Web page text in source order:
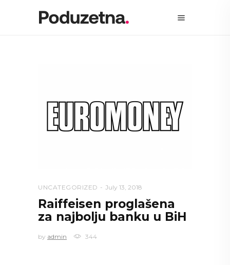
UNCATEGORIZED July 13, 2018
Raiffeisen proglašena
za najbolju banku u BiH
by admin 344